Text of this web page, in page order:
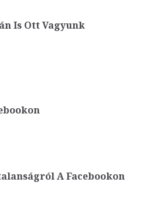
Is Ott Vagyunk
A Facebookon